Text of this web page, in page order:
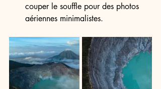
couper le souffle pour des photos
aériennes minimalistes.